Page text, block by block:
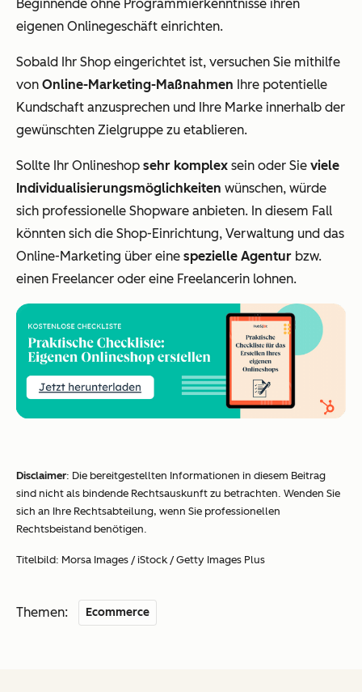
Beginnende ohne Programmierkenntnisse ihren
eigenen Onlinegeschäft einrichten.
Sobald Ihr Shop eingerichtet ist, versuchen Sie mithilfe
von Online-Marketing-Maßnahmen Ihre potentielle
Kundschaft anzusprechen und Ihre Marke innerhalb der
gewünschten Zielgruppe zu etablieren.
Sollte Ihr Onlineshop sehr komplex sein oder Sie viele
Individualisierungsmöglichkeiten wünschen, würde
sich professionelle Shopware anbieten. In diesem Fall
könnten sich die Shop-Einrichtung, Verwaltung und das
Online-Marketing über eine spezielle Agentur bzw.
einen Freelancer oder eine Freelancerin lohnen.
Disclaimer: Die bereitgestellten Informationen in diesem Beitrag
sind nicht als bindende Rechtsauskunft zu betrachten. Wenden Sie
sich an Ihre Rechtsabteilung, wenn Sie professionellen
Rechtsbeistand benötigen.
Titelbild: Morsa Images / iStock / Getty Images Plus
Themen: Ecommerce